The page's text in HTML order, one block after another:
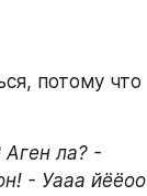
потому что
ла? -
- Уааа йёёоо